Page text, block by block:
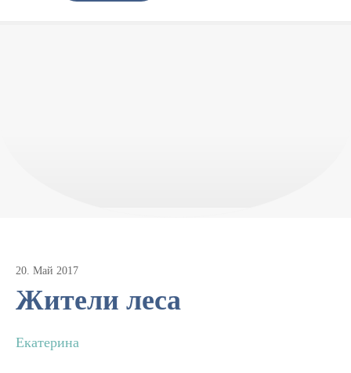
20. Май 2017
Жители леса
Екатерина